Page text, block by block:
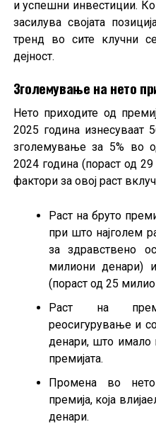
и успешни инвестиции.
засилува својата
тренд во сите клучни
дејност.
Зголемување на нето
Нето приходите од
2025 година
зголемување за 5% во
2024 година (пораст од
фактори за овој раст
Раст на бруто
при што најголем
за здравствено
милиони денари)
(пораст од 25
Раст на
реосигурување и
денари, што имало
премијата.
Промена во
премија, која
денари.